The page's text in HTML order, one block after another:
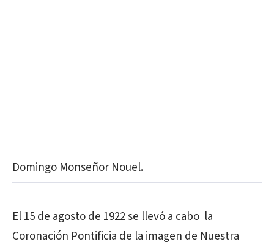
Domingo Monseñor Nouel.
El 15 de agosto de 1922 se llevó a cabo la
Coronación Pontificia de la imagen de Nuestra